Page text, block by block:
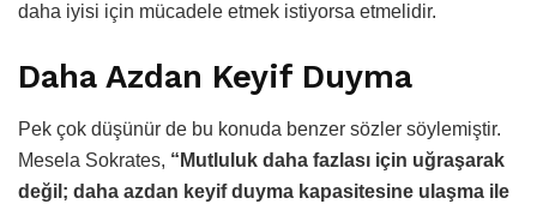
daha iyisi için mücadele etmek istiyorsa etmelidir.
Daha Azdan Keyif Duyma
Pek çok düşünür de bu konuda benzer sözler söylemiştir.
Mesela Sokrates, “Mutluluk daha fazlası için uğraşarak
değil; daha azdan keyif duyma kapasitesine ulaşma ile